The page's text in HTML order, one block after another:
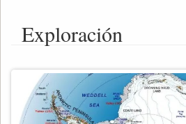
Exploración